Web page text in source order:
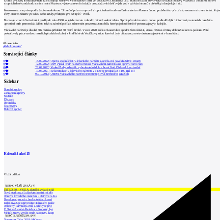
stropních desek podchodu stanice metra Muzeum, výstavba retenční nádrže pro zadržování dešťových vod k zalévání stromů a přeložky inženýrských sítí.
Provozu metra se práce podle Šabíka nedotknou."Stavební práce na opravě stropních desek nad vestibulem stanice Muzeum budou probíhat bez přerušení provozu metra ve stanici.
slovy, stanice zůstane po celou dobu stavby přístupná pro cestující,"uvedl.
Tramvaje v horní části náměstí jezdily do roku 1980, o jejich návratu rozhodlo minulé vedení města. Oproti původnímu stavu budou podle dřívějších informací po stranách náměstí a
uprostřed bude promenáda. Město také na náměstí počítá s utlumením provozu automobilů, které pojedou částečně po tramvajových kolejích.
Václavské náměstí je dlouhé 682 metrů a přibližně 60 metrů široké. V roce 2020 začala rekonstrukce spodní části náměstí, kterou město z většiny dokončilo loni na podzim. Poté
pokračovaly práce na dvou menších plochách u kolejí z Jindřišské do Vodičkovy ulice, které už byly přípravou pro stavbu tramvajové trati v horní části.
0komentářů
přidat komentář
Související články
0 15.09.2022 |Oprava spodní části Václavského náměstí skončila, má nové dláždění i stromy
0 12.09.2022 |DPP vypsal tendr na stavbu trati na Václavském náměstí a na opravu horní části
0 28.02.2022 |Vedení Prahy schválilo vybudování nádrže v horní části Václavského náměstí
0 17.05.2021 |Rekonstrukce Václavského náměstí v Praze se prodraží až o 109 mil. Kč
6 09.10.2013 |Oprava Václavského náměstí se posunuje kvůli neshodě o garážích
Sidebar
Domácí zprávy
Zahraniční zprávy
Soutěže
Výstavy
Přednášky
Rozhovory
Tiskové zprávy
Kalendář akcí 15
Vložit událost
NEJNOVĚJŠÍ ZPRÁVY
INTRO 30 – VODA: aktuální vydání je již
Nový stadion za Lužánkami nesmí mít dle
Obnova loveckého zámečku u Ostrova na Ka
Developer postaví v brněnské části Lesná
Babiš uvažuje o převodu Hrzánského palác
Oblíbený karvinský areál Lodičky se přip
V Ostravě vzniká Rezidence Stodolní, byt
Mělník znovu vypíše tendr na opravu koup
NEJČTENĚJŠÍ ZPRÁVY